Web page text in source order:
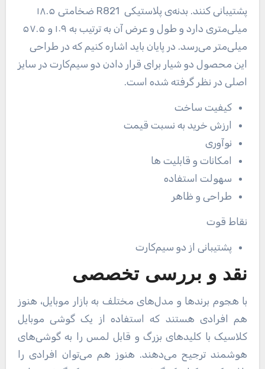
پشتیبانی کنند. بدنه‌ی پلاستیکی R821
ضخامتی ۱۸.۵
میلی‌متری دارد و طول و عرض آن به ترتیب به ۱۰۹ و ۵۷.۵
میلی‌متر می‌رسد. در پایان باید اشاره کنیم که در طراحی
این محصول دو شیار برای قرار دادن دو سیم‌کارت در سایز
اصلی در نظر گرفته شده است.
کیفیت ساخت
ارزش خرید به نسبت قیمت
نوآوری
امکانات و قابلیت ها
سهولت استفاده
طراحی و ظاهر
نقاط قوت
پشتیبانی از دو سیم‌کارت
نقد و بررسی تخصصی
با هجوم برندها و مدل‌های مختلف به بازار موبایل، هنوز
هم افرادی هستند که استفاده از یک گوشی موبایل
کلاسیک با کلیدهای بزرگ و قابل لمس را به گوشی‌های
هوشمند ترجیح می‌دهند. هنوز هم می‌توان افرادی را